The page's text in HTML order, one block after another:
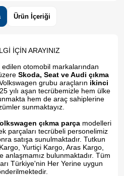
Ürün İçeriği
İÇİN ARAYINIZ
otomobil markalarından
Skoda, Seat ve Audi çıkma
grubu araçların ikinci
yılı aşan tecrübemizle hem ülke
hem de araç sahiplerine
sunmaktayız.
çıkma parçamodelleri
parçaları tecrübeli personelimiz
satışa sunulmaktadır. Tutkun
Yurtiçi Kargo, Aras Kargo,
anlaşmamız bulunmaktadır. Tüm
Türkiye'nin Her Yerine uygun